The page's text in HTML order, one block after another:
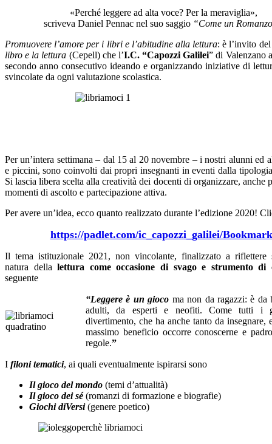
«Perché leggere ad alta voce? Per la meraviglia»,
scriveva Daniel Pennac nel suo saggio “Come un Romanzo
Promuovere l’amore per i libri e l’abitudine alla lettura: è l’invito
libro e la lettura (Cepell) che l’I.C. “Capozzi Galilei” di Valenzano
secondo anno consecutivo ideando e organizzando iniziative di
svincolate da ogni valutazione scolastica.
Per un’intera settimana – dal 15 al 20 novembre – i nostri alunni ed
e piccini, sono coinvolti dai propri insegnanti in eventi dalla
Si lascia libera scelta alla creatività dei docenti di organizzare, anche
momenti di ascolto e partecipazione attiva.
Per avere un’idea, ecco quanto realizzato durante l’edizione 2020!
https://padlet.com/ic_capozzi_galilei/
Il tema istituzionale 2021, non vincolante, finalizzato a riflettere
natura dellalettura come occasione di svago e strumento
seguente
“Leggere è un gioco ma non da ragazzi: è da
adulti, da esperti e neofiti. Come tutti i
divertimento, che ha anche tanto da insegnare,
massimo beneficio occorre conoscerne e
regole.”
I filoni tematici, ai quali eventualmente ispirarsi sono
Il gioco del mondo (temi d’attualità)
Il gioco dei sé(romanzi di formazione e biografie)
Giochi diVersi(genere poetico)